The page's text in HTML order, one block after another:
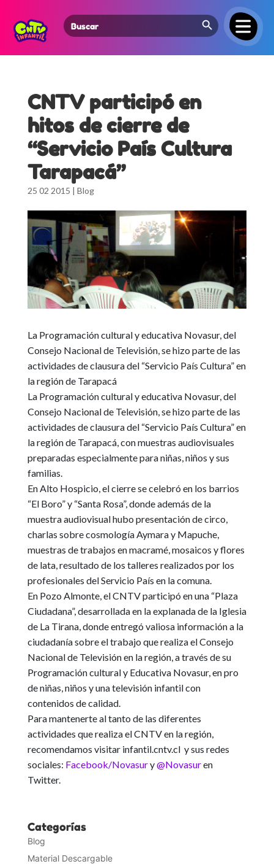
Search
for:
Search Button
CNTV participó en
hitos de cierre de
“Servicio País Cultura
Tarapacá”
25 02 2015 | Blog
La Programación cultural y educativa Novasur, del
Consejo Nacional de Televisión, se hizo parte de las
actividades de clausura del “Servicio País Cultura” en
la región de Tarapacá
La Programación cultural y educativa Novasur, del
Consejo Nacional de Televisión, se hizo parte de las
actividades de clausura del “Servicio País Cultura”en
la región de Tarapacá, con muestras audiovisuales
preparadas especialmente para niñas, niños y sus
familias.
En Alto Hospicio, el cierre se celebró en los barrios
“El Boro” y “Santa Rosa”, donde además de la
muestra audiovisual hubo presentación de circo,
charlas sobre cosmología Aymara y Mapuche,
muestras de trabajos en macramé, mosaicos y flores
de lata,resultado de los talleres realizados por los
profesionales del Servicio País en la comuna.
En Pozo Almonte, el CNTV participó en una “Plaza
Ciudadana”, desarrollada en la explanada de la Iglesia
de La Tirana, donde entregó valiosa información a la
ciudadanía sobre el trabajo que realiza el Consejo
Nacional de Televisión en la región, a través de su
Programación cultural y Educativa Novasur, en pro
de niñas, niños y una televisión infantil con
contenidos de calidad.
Para mantenerte al tanto de las diferentes
actividades que realiza el CNTV en la región,
recomendamos visitar infantil.cntv.cl y sus redes
sociales: Facebook/Novasury@Novasuren
Twitter.
Categorías
Blog
Material Descargable